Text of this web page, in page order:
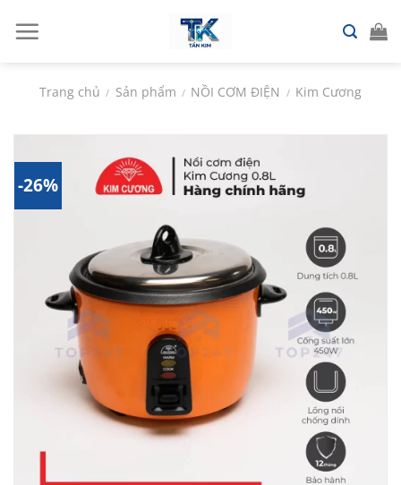
đến
Trang chủ / Sản phẩm / NỒI CƠM ĐIỆN / Kim Cương
-26%